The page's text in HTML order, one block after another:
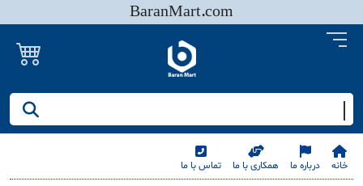
BaranMart.com
خانه درباره ما همکاری با ما تماس با ما